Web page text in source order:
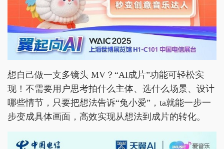
想自己做一支多镜头 MV？“AI成片”功能可轻松实
现！不需要用户思考拍什么主体、选什么场景、设计
哪些情节，只要把想法告诉“兔小爱”，ta就能一步一
步变成具体画面，高效实现从想法到成片的转化。